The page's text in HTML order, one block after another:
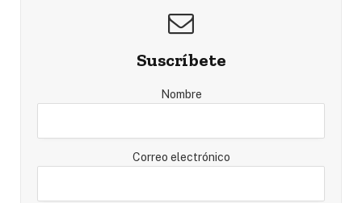
Suscríbete
Nombre
Correo electrónico